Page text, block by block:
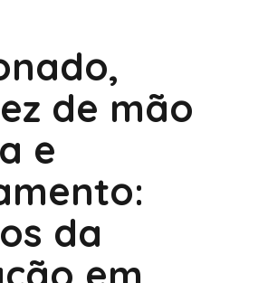
de mão
e
da